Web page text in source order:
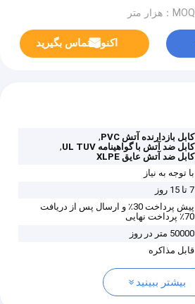
MOQ：هزار متر
اکنون تماس بگیرید
کابل بازدارنده آتش PVC
,
کابل ضد آتش با گواهینامه UL TUV
,
کابل ضد آتش عایق XLPE
با توجه به نیاز
7 تا 15 روز
پیش پرداخت 30٪ و ارسال پس از دریافت
70٪ پرداخت نهایی
50000 متر در روز
قابل مذاکره
بیشتر ببینید